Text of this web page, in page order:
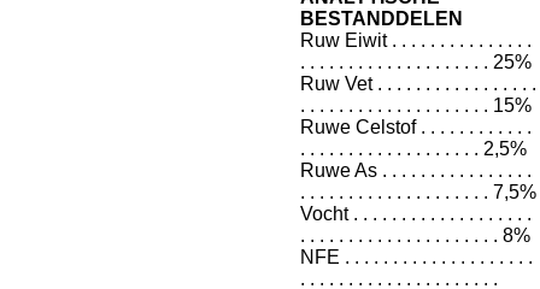
BESTANDDELEN
Ruw Eiwit . . . . . . . . . . . . . . .
. . . . . . . . . . . . . . . . . . . . 25%
Ruw Vet . . . . . . . . . . . . . . . . .
. . . . . . . . . . . . . . . . . . . . 15%
Ruwe Celstof . . . . . . . . . . . .
. . . . . . . . . . . . . . . . . . . 2,5%
Ruwe As . . . . . . . . . . . . . . . .
. . . . . . . . . . . . . . . . . . . . 7,5%
Vocht . . . . . . . . . . . . . . . . . . .
. . . . . . . . . . . . . . . . . . . . . 8%
NFE . . . . . . . . . . . . . . . . . . . .
. . . . . . . . . . . . . . . . . . . . .